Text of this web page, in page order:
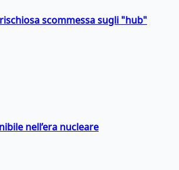
scommessa sugli "hub"
nell’era nucleare